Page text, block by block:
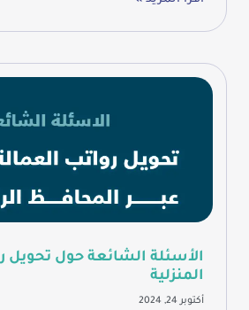
الأسئلة الشائعة حول تحويل
المنزلية
أكتوبر 24, 2024